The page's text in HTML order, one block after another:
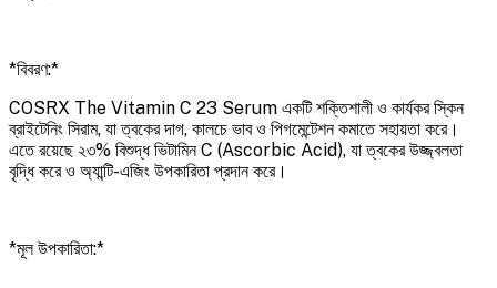
*বিবরণ:*
COSRX The Vitamin C 23 Serum একটি শক্তিশালী ও কার্যকর স্কিন
ব্রাইটেনিং সিরাম, যা ত্বকের দাগ, কালচে ভাব ও পিগমেন্টেশন কমাতে সহায়তা করে।
এতে রয়েছে ২৩% বিশুদ্ধ ভিটামিন C (Ascorbic Acid), যা ত্বকের উজ্জ্বলতা
বৃদ্ধি করে ও অ্যান্টি-এজিং উপকারিতা প্রদান করে।
*মূল উপকারিতা:*